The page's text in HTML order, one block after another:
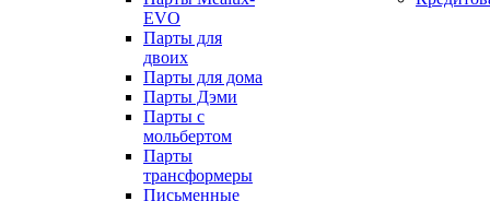
EVO
Парты для
двоих
Парты для дома
Парты Дэми
Парты с
мольбертом
Парты
трансформеры
Письменные